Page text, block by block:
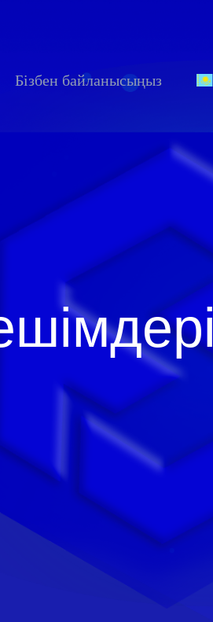
Бізбен байланысыңыз